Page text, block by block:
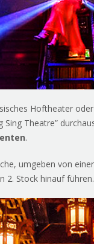
Hoftheater
Sing Theatre”
.
umgeben von
2. Stock hinauf führen.